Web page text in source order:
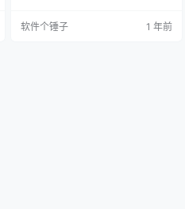
器，兼容多种音乐制作软件，满足
软件个锤子 1 年前